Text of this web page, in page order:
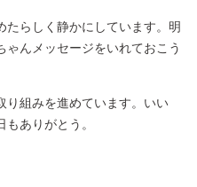
たらしく静かにしています。明
ゃんメッセージをいれておこう
組みを進めています。いい
ありがとう。